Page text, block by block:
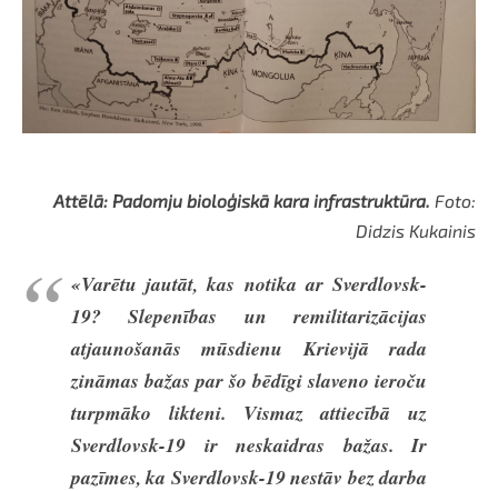
Attēlā: Padomju bioloģiskā kara infrastruktūra. Foto:
Didzis Kukainis
«Varētu jautāt, kas notika ar Sverdlovsk-
19? Slepenības un remilitarizācijas
atjaunošanās mūsdienu Krievijā rada
zināmas bažas par šo bēdīgi slaveno ieroču
turpmāko likteni. Vismaz attiecībā uz
Sverdlovsk-19 ir neskaidras bažas. Ir
pazīmes, ka Sverdlovsk-19 nestāv bez darba